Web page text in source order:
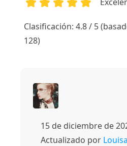
Clasificación: 4.8 / 5
128)
15 de diciembre de
Actualizado por